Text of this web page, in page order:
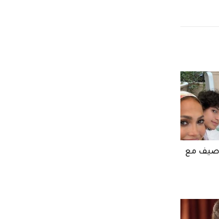
صيف مع